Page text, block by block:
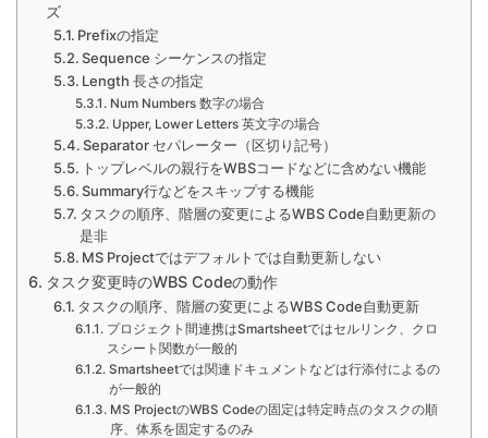
ズ
Prefixの指定
Sequence シーケンスの指定
Length 長さの指定
Num Numbers 数字の場合
Upper, Lower Letters 英文字の場合
Separator セパレーター（区切り記号）
トップレベルの親行をWBSコードなどに含めない機能
Summary行などをスキップする機能
タスクの順序、階層の変更によるWBS Code自動更新の
是非
MS Projectではデフォルトでは自動更新しない
タスク変更時のWBS Codeの動作
タスクの順序、階層の変更によるWBS Code自動更新
プロジェクト間連携はSmartsheetではセルリンク、クロ
スシート関数が一般的
Smartsheetでは関連ドキュメントなどは行添付によるの
が一般的
MS ProjectのWBS Codeの固定は特定時点のタスクの順
序、体系を固定するのみ